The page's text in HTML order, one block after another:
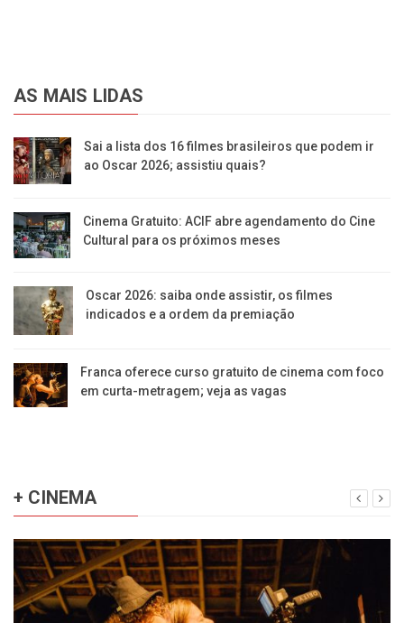
AS MAIS LIDAS
Sai a lista dos 16 filmes brasileiros que podem ir
ao Oscar 2026; assistiu quais?
Cinema Gratuito: ACIF abre agendamento do Cine
Cultural para os próximos meses
Oscar 2026: saiba onde assistir, os filmes
indicados e a ordem da premiação
Franca oferece curso gratuito de cinema com foco
em curta-metragem; veja as vagas
+ CINEMA